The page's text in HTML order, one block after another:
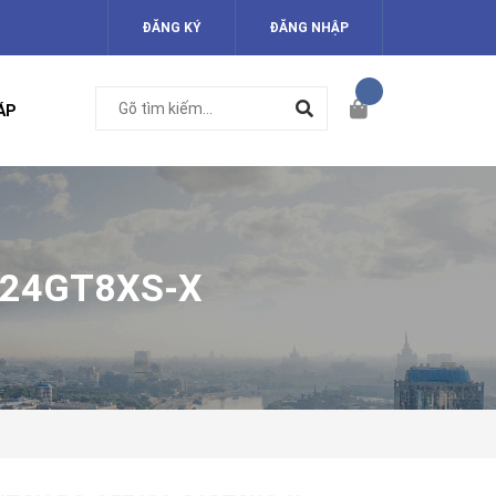
ĐĂNG KÝ ĐĂNG NHẬP
X